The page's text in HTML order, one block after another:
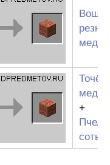
+
соты